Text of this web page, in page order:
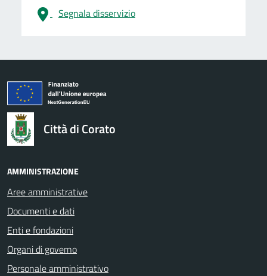
Segnala disservizio
logo Unione Europea
Città di Corato
AMMINISTRAZIONE
Aree amministrative
Documenti e dati
Enti e fondazioni
Organi di governo
Personale amministrativo